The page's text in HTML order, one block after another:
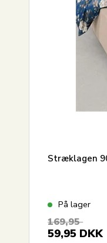
Stræklagen
På lager
169,95
59,95 DKK